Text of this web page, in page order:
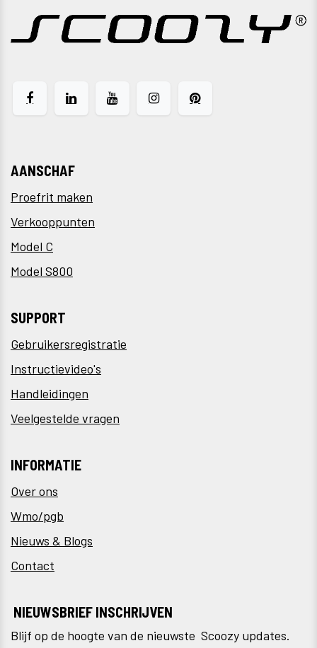
AANSCHAF
Proefrit maken
Verkooppunten
Model C
Model S800
SUPPORT
Gebruikersregistratie
Instructievideo's
Handleidingen
Veelgestelde vragen
INFORMATIE
Over ons
Wmo/pgb
Nieuws & Blogs
Contact
NIEUWSBRIEF INSCHRIJVEN
Blijf op de hoogte van de nieuwste Scoozy updates.